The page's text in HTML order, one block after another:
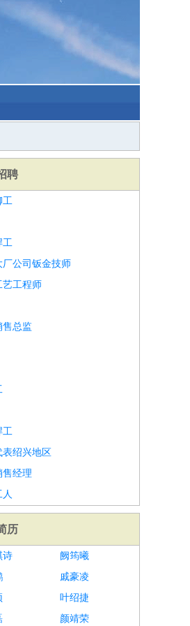
聘
工
工
厂公司钣金技师
艺工程师
售总监
工
表绍兴地区
售经理
人
历
诗
阙筠曦
戚豪凌
叶绍捷
颜靖荣